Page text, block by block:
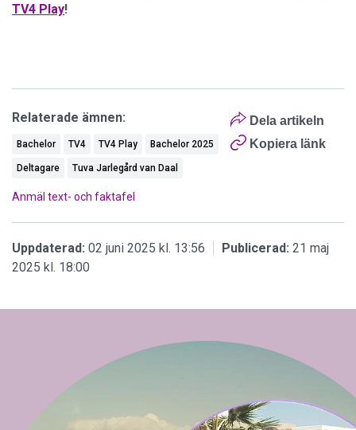
TV4 Play!
Dela artikeln
Kopiera länk
Relaterade ämnen:
Bachelor TV4 TV4 Play Bachelor 2025
Deltagare Tuva Jarlegård van Daal
Anmäl text- och faktafel
Uppdaterad: 02 juni 2025 kl. 13:56 Publicerad: 21 maj
2025 kl. 18:00